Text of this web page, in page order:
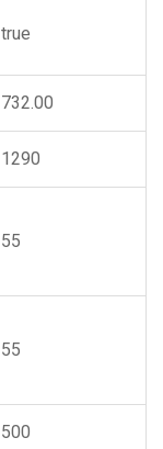
true
732.00
1290
55
55
500